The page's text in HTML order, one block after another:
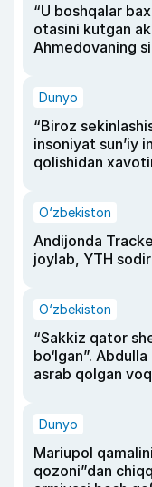
“U boshqalar
otasini kutgan
Ahmedovaning
Dunyo
“Biroz
insoniyat sun’iy
qolishidan
O‘zbekiston
Andijonda
joylab, YTH
O‘zbekiston
“Sakkiz qator
bo‘lgan”.
asrab qolgan
Dunyo
Mariupol
qozoni”dan